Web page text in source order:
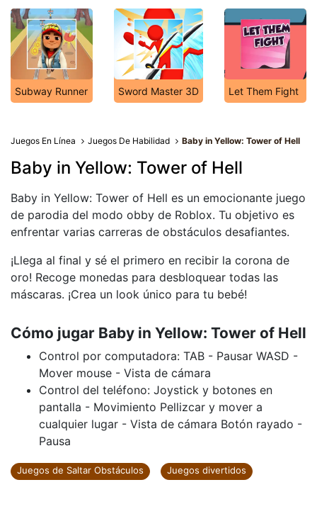
Subway Runner Sword Master 3D Let Them Fight
Juegos En Línea Juegos De Habilidad Baby in Yellow: Tower of Hell
Baby in Yellow: Tower of Hell
Baby in Yellow: Tower of Hell es un emocionante juego
de parodia del modo obby de Roblox. Tu objetivo es
enfrentar varias carreras de obstáculos desafiantes.
¡Llega al final y sé el primero en recibir la corona de
oro! Recoge monedas para desbloquear todas las
máscaras. ¡Crea un look único para tu bebé!
Cómo jugar Baby in Yellow: Tower of Hell
Control por computadora: TAB - Pausar WASD -
Mover mouse - Vista de cámara
Control del teléfono: Joystick y botones en
pantalla - Movimiento Pellizcar y mover a
cualquier lugar - Vista de cámara Botón rayado -
Pausa
Juegos de Saltar Obstáculos Juegos divertidos